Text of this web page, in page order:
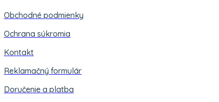
Obchodné podmienky
Ochrana súkromia
Kontakt
Reklamačný formulár
Doručenie a platba